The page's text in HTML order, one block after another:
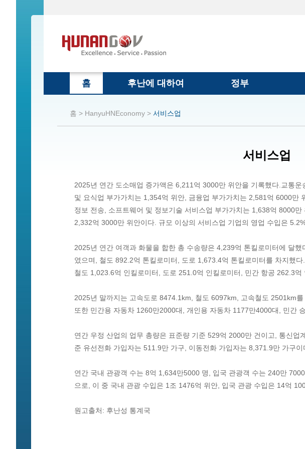
홈 후난에 대하여 정부
홈 > HanyuHNEconomy > 서비스업
서비스업
2025년 연간 도소매업 증가액은 6,211억 3000만 위안을 기록했다.교통
및 요식업 부가가치는 1,354억 위안, 금융업 부가가치는 2,581억 6000만
정보 전송, 소프트웨어 및 정보기술 서비스업 부가가치는 1,638억 8000
2,332억 3000만 위안이다. 규모 이상의 서비스업 기업의 영업 수입은
2025년 연간 여객과 화물을 합한 총 수송량은 4,239억 톤킬로미터에 달
였으며, 철도 892.2억 톤킬로미터, 도로 1,673.4억 톤킬로미터를 차지했
철도 1,023.6억 인킬로미터, 도로 251.0억 인킬로미터, 민간 항공 262.3억
2025년 말까지는 고속도로 8474.1km, 철도 6097km, 고속철도 2501km
또한 민간용 자동차 1260만2000대, 개인용 자동차 1177만4000대, 민간
연간 우정 산업의 업무 총량은 표준량 기준 529억 2000만 건이고, 통신업
준 유선전화 가입자는 511.9만 가구, 이동전화 가입자는 8,371.9만 가구
연간 국내 관광객 수는 8억 1,634만5000 명, 입국 관광객 수는 240만
으로, 이 중 국내 관광 수입은 1조 1476억 위안, 입국 관광 수입은 14억
원고출처: 후난성 통계국